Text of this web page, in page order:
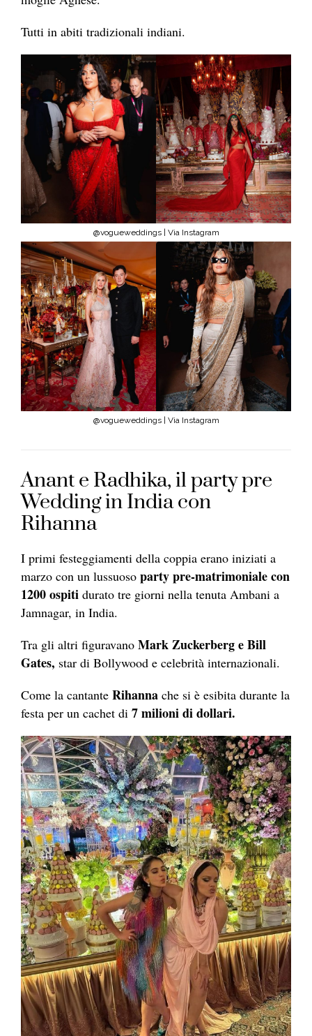
Tutti in abiti tradizionali indiani.
@vogueweddings | Via Instagram
@vogueweddings | Via Instagram
Anant e Radhika, il party pre
Wedding in India con
Rihanna
I primi festeggiamenti della coppia erano iniziati a
marzo con un lussuoso party pre-matrimoniale con
1200 ospiti durato tre giorni nella tenuta Ambani a
Jamnagar, in India.
Tra gli altri figuravano Mark Zuckerberg e Bill
Gates, star di Bollywood e celebrità internazionali.
Come la cantante Rihanna che si è esibita durante la
festa per un cachet di 7 milioni di dollari.